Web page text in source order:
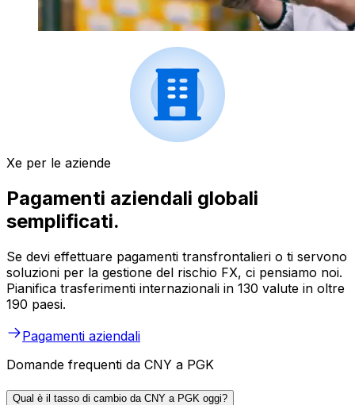
Xe per le aziende
Pagamenti aziendali globali
semplificati.
Se devi effettuare pagamenti transfrontalieri o ti servono
soluzioni per la gestione del rischio FX, ci pensiamo noi.
Pianifica trasferimenti internazionali in 130 valute in oltre
190 paesi.
Pagamenti aziendali
Domande frequenti da CNY a PGK
Qual è il tasso di cambio da CNY a PGK oggi?